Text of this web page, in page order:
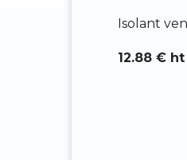
Isolant
12.88 €